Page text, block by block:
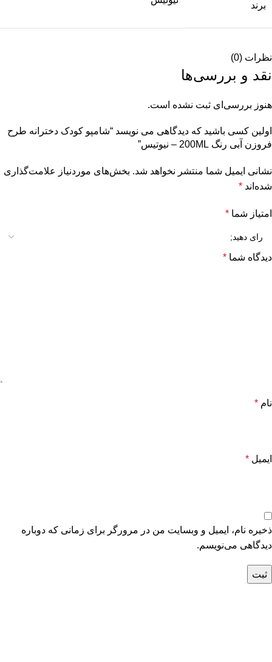
برند
نظرات (0)
نقد و بررسی‌ها
هنوز بررسی‌ای ثبت نشده است.
اولین کسی باشید که دیدگاهی می نویسد “شامپو کودک دخترانه طرح
فروزن آبی رنگ 200ML – نیوتیس”
نشانی ایمیل شما منتشر نخواهد شد. بخش‌های موردنیاز علامت‌گذاری
شده‌اند *
امتیاز شما *
دیدگاه شما *
نام *
ایمیل *
ذخیره نام، ایمیل و وبسایت من در مرورگر برای زمانی که دوباره
دیدگاهی می‌نویسم.